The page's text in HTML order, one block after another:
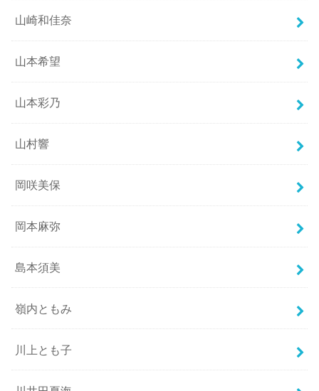
山崎和佳奈
山本希望
山本彩乃
山村響
岡咲美保
岡本麻弥
島本須美
嶺内ともみ
川上とも子